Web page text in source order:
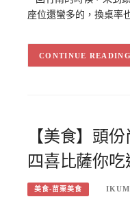
座位還蠻多的，換桌率
CONTINUE READING
【美食】頭
四喜比薩你
美食-苗栗美食